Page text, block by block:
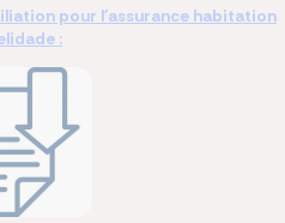
pour l'assurance habitation
: